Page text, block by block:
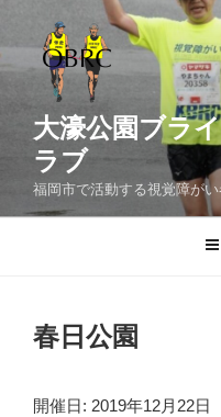
テ
ッ
大濠公園ブラ
ラブ
福岡市で活動する視覚障が
春日公園
開催日: 2019年12月22日